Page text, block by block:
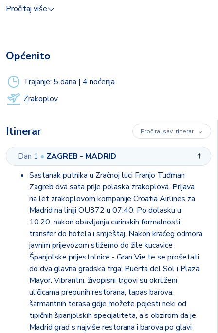
Vodimo Vas u Madrid- španjolsku prijestolnicu, grad koji nikad
flamencu, okusima vrhunske gastronomije uz vino tinto za
vaše nepce i najdinnijim umjetničkim djelima za vašu dušu.
Pročitaj više
Itinerar Pročitaj sav itinerar
Dan 1 • ZAGREB - MADRID
Sastanak putnika u Zračnoj luci Franjo Tuđman
Zagreb dva sata prije polaska zrakoplova. Prijava
na let zrakoplovom kompanije Croatia Airlines za
Madrid na liniji OU372 u 07:40. Po dolasku u
10:20, nakon obavljanja carinskih formalnosti
transfer do hotela i smještaj. Nakon kraćeg odmora
javnim prijevozom stižemo do žile kucavice
Španjolske prijestolnice - Gran Vie te se prošetati
do dva glavna gradska trga: Puerta del Sol i Plaza
Mayor. Vibrantni, živopisni trgovi su okruženi
uličicama prepunih restorana, tapas barova,
šarmantnih terasa gdje možete pojesti neki od
tipičnih španjolskih specijaliteta, a s obzirom da je
Madrid grad s najviše restorana i barova po glavi
Općenito
Trajanje: 5 dana | 4 noćenja
Zrakoplov